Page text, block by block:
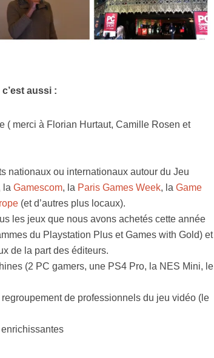
aussi :
( merci à Florian Hurtaut, Camille Rosen et
nationaux ou internationaux autour du Jeu
la Gamescom, la Paris Games Week, la Game
(et d’autres plus locaux).
les jeux que nous avons achetés cette année
du Playstation Plus et Games with Gold) et
de la part des éditeurs.
(2 PC gamers, une PS4 Pro, la NES Mini, le
de professionnels du jeu vidéo (le